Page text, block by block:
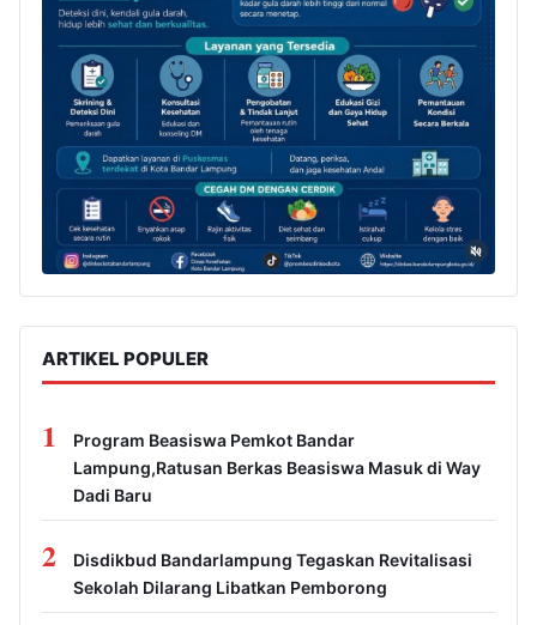
ARTIKEL POPULER
1
Program Beasiswa Pemkot Bandar
Lampung,Ratusan Berkas Beasiswa Masuk di Way
Dadi Baru
2
Disdikbud Bandarlampung Tegaskan Revitalisasi
Sekolah Dilarang Libatkan Pemborong